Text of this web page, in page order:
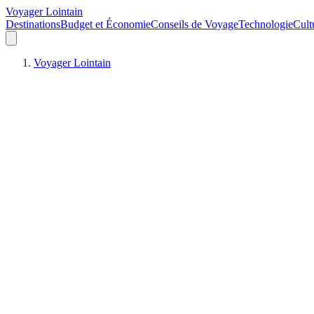
Voyager Lointain
DestinationsBudget et ÉconomieConseils de VoyageTechnologie
Voyager Lointain